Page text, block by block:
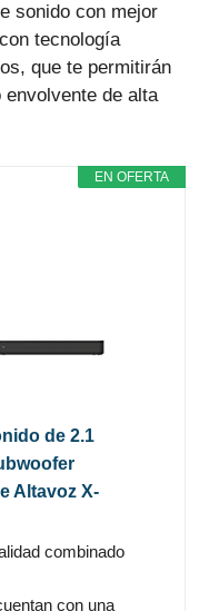
sonido con mejor
tecnología
que te permitirán
de alta
EN OFERTA
de 2.1
Altavoz X-
combinado
con una